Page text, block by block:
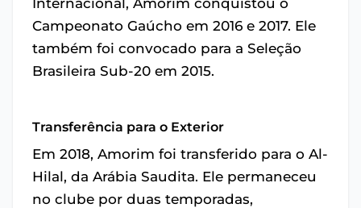
Internacional, Amorim conquistou o
Campeonato Gaúcho em 2016 e 2017. Ele
também foi convocado para a Seleção
Brasileira Sub-20 em 2015.
Transferência para o Exterior
Em 2018, Amorim foi transferido para o Al-
Hilal, da Arábia Saudita. Ele permaneceu
no clube por duas temporadas,